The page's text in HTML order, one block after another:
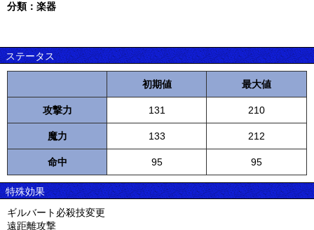
分類：楽器
ステータス
初期値 最大値
攻撃力 131 210
魔力 133 212
命中 95 95
特殊効果
ギルバート必殺技変更
遠距離攻撃